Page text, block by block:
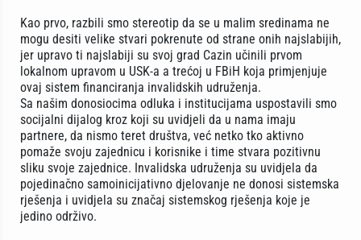
Kao prvo, razbili smo stereotip da se u malim sredinama ne
mogu desiti velike stvari pokrenute od strane onih najslabijih,
jer upravo ti najslabiji su svoj grad Cazin učinili prvom
lokalnom upravom u USK-a a trećoj u FBiH koja primjenjuje
ovaj sistem financiranja invalidskih udruženja.
Sa našim donosiocima odluka i institucijama uspostavili smo
socijalni dijalog kroz koji su uvidjeli da u nama imaju
partnere, da nismo teret društva, već netko tko aktivno
pomaže svoju zajednicu i korisnike i time stvara pozitivnu
sliku svoje zajednice. Invalidska udruženja su uvidjela da
pojedinačno samoinicijativno djelovanje ne donosi sistemska
rješenja i uvidjela su značaj sistemskog rješenja koje je
jedino održivo.